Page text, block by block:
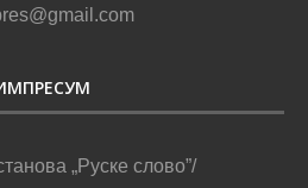
„Руске слово”/